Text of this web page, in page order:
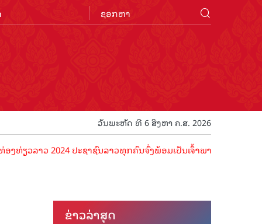
ວັນພະຫັດ ທີ 6 ສິງຫາ ຄ.ສ. 2026
ວ 2024 ປະຊາຊົນລາວທຸກຄົນຈົ່ງພ້ອມເປັນເຈົ້າພາບທີ່ດີ ຕ້ອນຮັບນັກທ່ອ
ຂ່າວ​ລ່າ​ສຸດ